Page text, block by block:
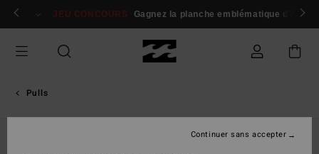
Passer
Se connecter / s'inscrire
JEU CONCOURS Gagnez la planche emblématique d'Andy
Pulls
Continuer sans accepter